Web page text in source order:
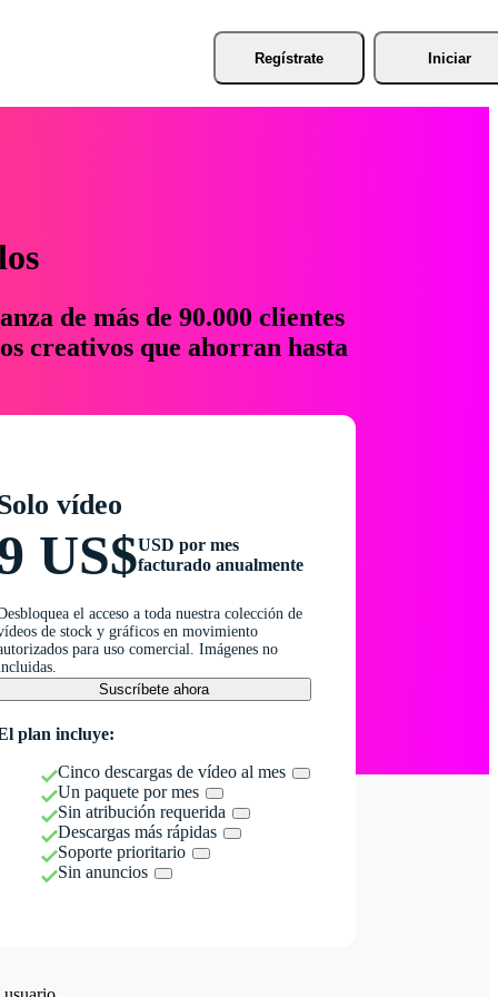
Regístrate Iniciar
de más de 90.000 clientes
creativos que ahorran hasta
vídeo
US$USD por mes
facturado anualmente
el acceso a toda nuestra colección de
de stock y gráficos en movimiento
para uso comercial. Imágenes no
Suscríbete ahora
plan incluye:
Cinco descargas de vídeo al mes
Un paquete por mes
Sin atribución requerida
Descargas más rápidas
Soporte prioritario
Sin anuncios